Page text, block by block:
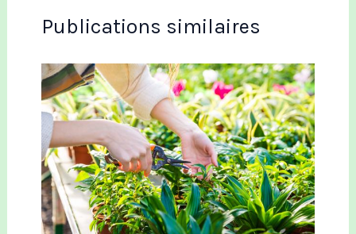
Publications similaires